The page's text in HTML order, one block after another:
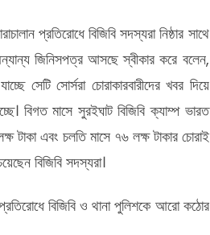
প্রতিরোধে বিজিবি সদস্যরা নিষ্ঠার সাথে
জিনিসপত্র আসছে স্বীকার করে বলেন,
সেটি সোর্সরা চোরাকারবারীদের খবর দিয়ে
বিগত মাসে সুরইঘাট বিজিবি ক্যাম্প ভারত
টাকা এবং চলতি মাসে ৭৬ লক্ষ টাকার চোরাই
বিজিবি সদস্যরা।
বিজিবি ও থানা পুলিশকে আরো কঠোর